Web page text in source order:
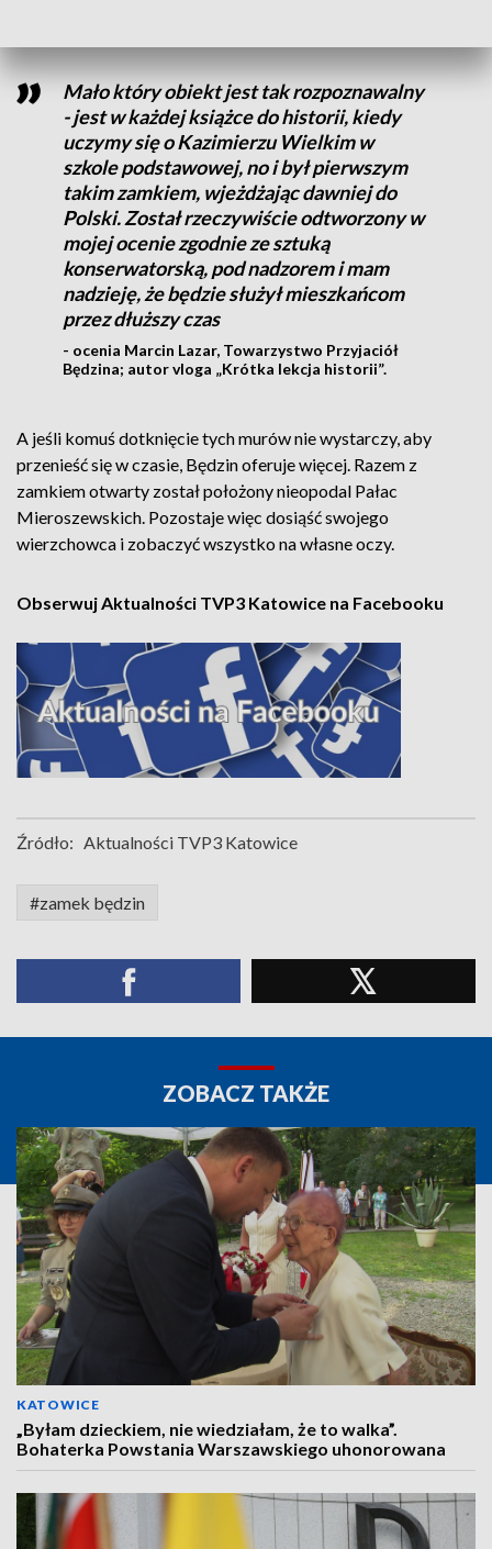
Mało który obiekt jest tak rozpoznawalny
- jest w każdej książce do historii, kiedy
uczymy się o Kazimierzu Wielkim w
szkole podstawowej, no i był pierwszym
takim zamkiem, wjeżdżając dawniej do
Polski. Został rzeczywiście odtworzony w
mojej ocenie zgodnie ze sztuką
konserwatorską, pod nadzorem i mam
nadzieję, że będzie służył mieszkańcom
przez dłuższy czas
- ocenia Marcin Lazar, Towarzystwo Przyjaciół
Będzina; autor vloga „Krótka lekcja historii”.
A jeśli komuś dotknięcie tych murów nie wystarczy, aby
przenieść się w czasie, Będzin oferuje więcej. Razem z
zamkiem otwarty został położony nieopodal Pałac
Mieroszewskich. Pozostaje więc dosiąść swojego
wierzchowca i zobaczyć wszystko na własne oczy.
Obserwuj Aktualności TVP3 Katowice na Facebooku
Źródło: Aktualności TVP3 Katowice
#zamek będzin
ZOBACZ TAKŻE
KATOWICE
„Byłam dzieckiem, nie wiedziałam, że to walka”.
Bohaterka Powstania Warszawskiego uhonorowana